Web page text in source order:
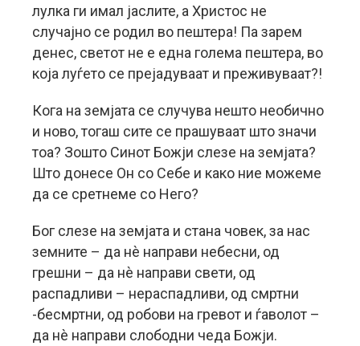
лулка ги имал јаслите, а Христос не
случајно се родил во пештера! Па зарем
денес, светот не е една голема пештера, во
која луѓето се прејадуваат и преживуваат?!
Кога на земјата се случува нешто необично
и ново, тогаш сите се прашуваат што значи
тоа? Зошто Синот Божји слезе на земјата?
Што донесе Он со Себе и како ние можеме
да се сретнеме со Него?
Бог слезе на земјата и стана човек, за нас
земните – да нè направи небесни, од
грешни – да нè направи свети, од
распадливи – нераспадливи, од смртни
-бесмртни, од робови на гревот и ѓаволот –
да нè направи слободни чеда Божји.